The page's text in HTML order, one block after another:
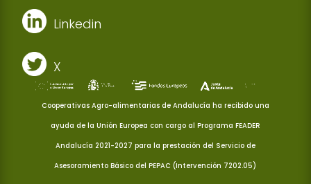
Linkedin
X
Cooperativas Agro-alimentarias de Andalucía ha recibido una
ayuda de la Unión Europea con cargo al Programa FEADER
Andalucía 2021-2027 para la prestación del Servicio de
Asesoramiento Básico del PEPAC (Intervención 7202.05)